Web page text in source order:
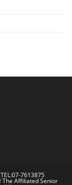
7613875
The Affiliated Senior